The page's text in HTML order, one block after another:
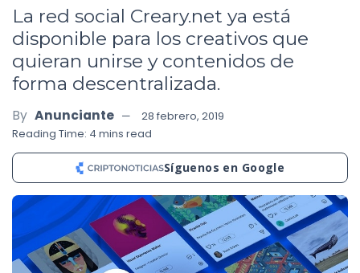
La red social Creary.net ya está
disponible para los creativos que
quieran unirse y contenidos de
forma descentralizada.
By Anunciante
28 febrero, 2019
Reading Time: 4 mins read
Síguenos en Google